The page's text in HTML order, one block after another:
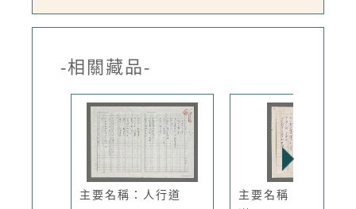
-相關藏品-
主要名稱：人行道
主要名稱：夜眺太平